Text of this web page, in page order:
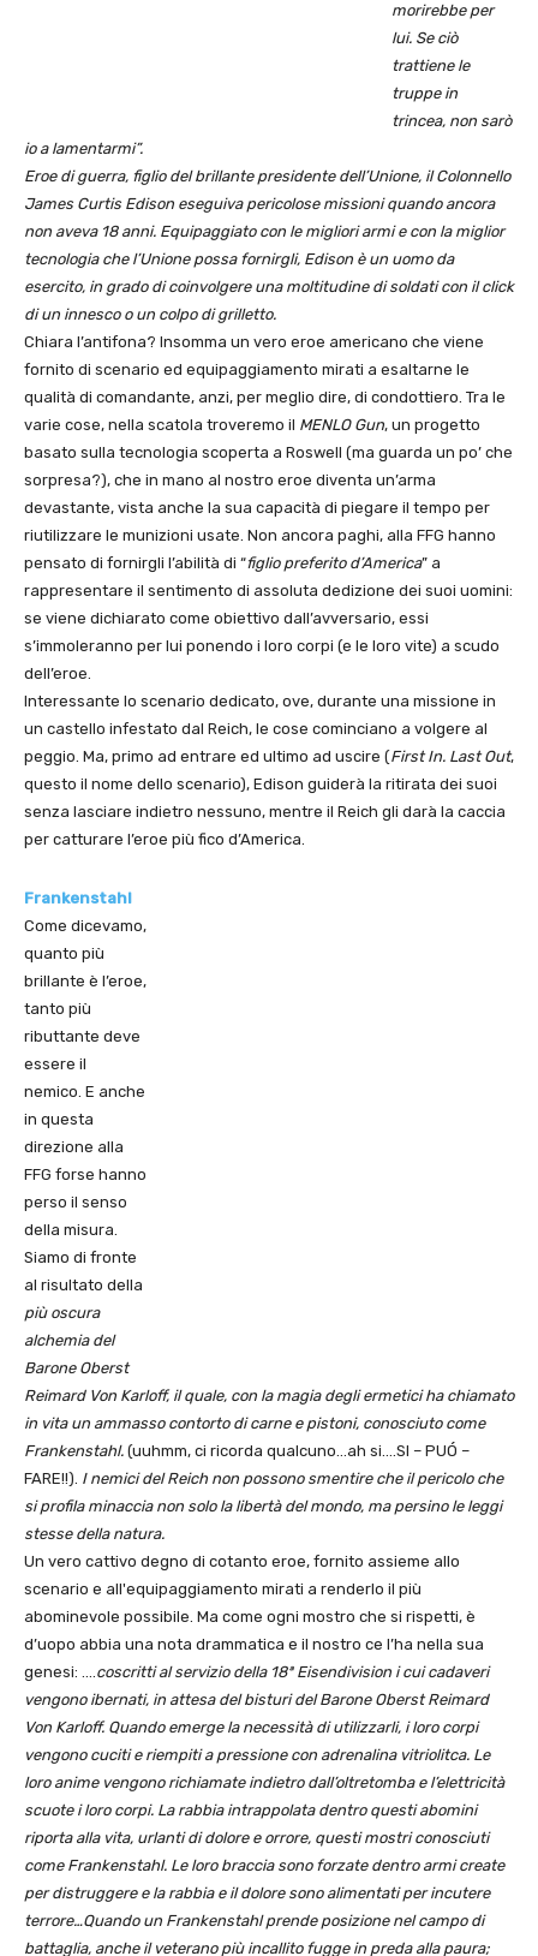
morirebbe per
lui. Se ciò
trattiene le
truppe in
trincea, non sarò
io a lamentarmi”.
Eroe di guerra, figlio del brillante presidente dell’Unione, il Colonnello
James Curtis Edison eseguiva pericolose missioni quando ancora
non aveva 18 anni. Equipaggiato con le migliori armi e con la miglior
tecnologia che l’Unione possa fornirgli, Edison è un uomo da
esercito, in grado di coinvolgere una moltitudine di soldati con il click
di un innesco o un colpo di grilletto.
Chiara l’antifona? Insomma un vero eroe americano che viene
fornito di scenario ed equipaggiamento mirati a esaltarne le
qualità di comandante, anzi, per meglio dire, di condottiero. Tra le
varie cose, nella scatola troveremo il MENLO Gun, un progetto
basato sulla tecnologia scoperta a Roswell (ma guarda un po’ che
sorpresa?), che in mano al nostro eroe diventa un’arma
devastante, vista anche la sua capacità di piegare il tempo per
riutilizzare le munizioni usate. Non ancora paghi, alla FFG hanno
pensato di fornirgli l’abilità di “figlio preferito d’America” a
rappresentare il sentimento di assoluta dedizione dei suoi uomini:
se viene dichiarato come obiettivo dall’avversario, essi
s’immoleranno per lui ponendo i loro corpi (e le loro vite) a scudo
dell’eroe.
Interessante lo scenario dedicato, ove, durante una missione in
un castello infestato dal Reich, le cose cominciano a volgere al
peggio. Ma, primo ad entrare ed ultimo ad uscire (First In. Last Out,
questo il nome dello scenario), Edison guiderà la ritirata dei suoi
senza lasciare indietro nessuno, mentre il Reich gli darà la caccia
per catturare l’eroe più fico d’America.
Frankenstahl
Come dicevamo,
quanto più
brillante è l’eroe,
tanto più
ributtante deve
essere il
nemico. E anche
in questa
direzione alla
FFG forse hanno
perso il senso
della misura.
Siamo di fronte
al risultato della
più oscura
alchemia del
Barone Oberst
Reimard Von Karloff, il quale, con la magia degli ermetici ha chiamato
in vita un ammasso contorto di carne e pistoni, conosciuto come
Frankenstahl. (uuhmm, ci ricorda qualcuno…ah si….SI – PUÓ –
FARE!!). I nemici del Reich non possono smentire che il pericolo che
si profila minaccia non solo la libertà del mondo, ma persino le leggi
stesse della natura.
Un vero cattivo degno di cotanto eroe, fornito assieme allo
scenario e all'equipaggiamento mirati a renderlo il più
abominevole possibile. Ma come ogni mostro che si rispetti, è
d’uopo abbia una nota drammatica e il nostro ce l’ha nella sua
genesi: ….coscritti al servizio della 18ª Eisendivision i cui cadaveri
vengono ibernati, in attesa del bisturi del Barone Oberst Reimard
Von Karloff. Quando emerge la necessità di utilizzarli, i loro corpi
vengono cuciti e riempiti a pressione con adrenalina vitriolitca. Le
loro anime vengono richiamate indietro dall’oltretomba e l’elettricità
scuote i loro corpi. La rabbia intrappolata dentro questi abomini
riporta alla vita, urlanti di dolore e orrore, questi mostri conosciuti
come Frankenstahl. Le loro braccia sono forzate dentro armi create
per distruggere e la rabbia e il dolore sono alimentati per incutere
terrore…Quando un Frankenstahl prende posizione nel campo di
battaglia, anche il veterano più incallito fugge in preda alla paura;